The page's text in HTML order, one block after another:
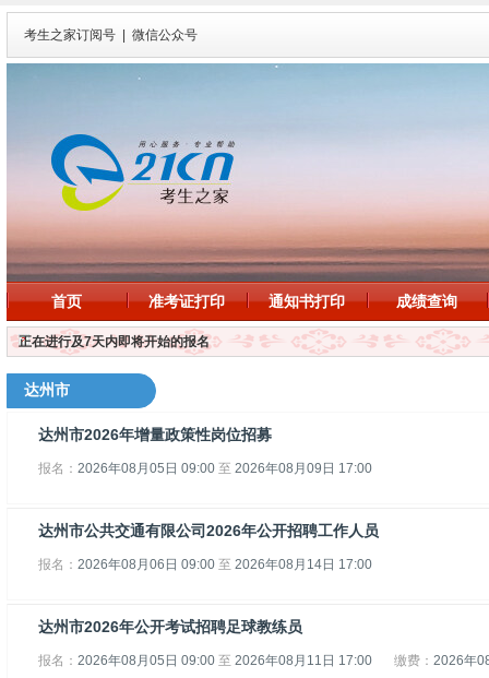
考生之家订阅号 微信公众号
首页 准考证打印 通知书打印 成绩查询
正在进行及7天内即将开始的报名
达州市
达州市2026年增量政策性岗位招募
报名： 2026年08月05日 09:00 至 2026年08月09日 17:00
达州市公共交通有限公司2026年公开招聘工作人员
报名： 2026年08月06日 09:00 至 2026年08月14日 17:00
达州市2026年公开考试招聘足球教练员
报名： 2026年08月05日 09:00 至 2026年08月11日 17:00 缴费： 2026年